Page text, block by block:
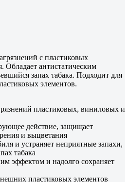
с пластиковых
Обладает антистатическим
запах табака. Подходит для
элементов.
пластиковых, виниловых и
действие, защищает
и выцветания
и устраняет неприятные запахи,
табака
эффектом и надолго сохраняет
пластиковых элементов